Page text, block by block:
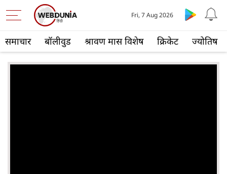
समाचार बॉलीवुड श्रावण मास विशेष क्रिकेट ज्योतिष
Fri, 7 Aug 2026